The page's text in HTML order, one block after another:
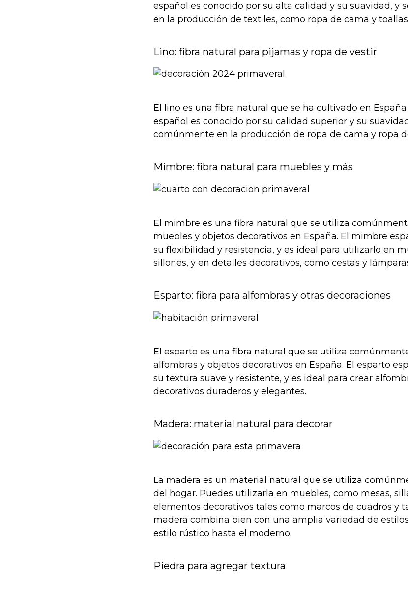
español es conocido por su alta calidad y su suavidad, y
en la producción de textiles, como ropa de cama y
Lino: fibra natural para pijamas y ropa de vestir
El lino es una fibra natural que se ha cultivado en
español es conocido por su calidad superior y su
comúnmente en la producción de ropa de cama y ropa
Mimbre: fibra natural para muebles y más
El mimbre es una fibra natural que se utiliza
muebles y objetos decorativos en España. El mimbre
su flexibilidad y resistencia, y es ideal para utilizarlo en
sillones, y en detalles decorativos, como cestas y
Esparto: fibra para alfombras y otras decoraciones
El esparto es una fibra natural que se utiliza
alfombras y objetos decorativos en España. El esparto
su textura suave y resistente, y es ideal para crear
decorativos duraderos y elegantes.
Madera: material natural para decorar
La madera es un material natural que se utiliza
del hogar. Puedes utilizarla en muebles, como mesas,
elementos decorativos tales como marcos de cuadros y
madera combina bien con una amplia variedad de
estilo rústico hasta el moderno.
Piedra para agregar textura